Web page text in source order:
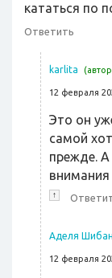
кататься по
Ответить
karlita
12 февраля
Это он
самой
прежде.
↑
Аделя
12 февраля